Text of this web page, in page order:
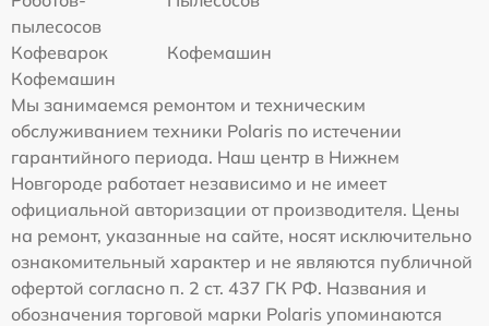
пылесосов
Кофеварок
Кофемашин
Кофемашин
Мы занимаемся ремонтом и техническим
обслуживанием техники Polaris по истечении
гарантийного периода. Наш центр в Нижнем
Новгороде работает независимо и не имеет
официальной авторизации от производителя. Цены
на ремонт, указанные на сайте, носят исключительно
ознакомительный характер и не являются публичной
офертой согласно п. 2 ст. 437 ГК РФ. Названия и
обозначения торговой марки Polaris упоминаются